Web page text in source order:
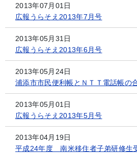
2013年07月01日
広報うらそえ2013年7月号
2013年05月31日
広報うらそえ2013年6月号
2013年05月24日
浦添市市民便利帳とＮＴＴ電話帳の
2013年05月01日
広報うらそえ2013年5月号
2013年04月19日
平成24年度 南米移住者子弟研修生